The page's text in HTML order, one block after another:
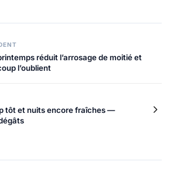
réduit l’arrosage de moitié et
l’oublient
tôt et nuits encore fraîches —